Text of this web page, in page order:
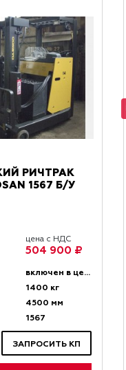
РИЧТРАК
1567 Б/У
цена с НДС
504 900 ₽
включен в цену
1400 кг
4500 мм
1567
ЗАПРОСИТЬ КП